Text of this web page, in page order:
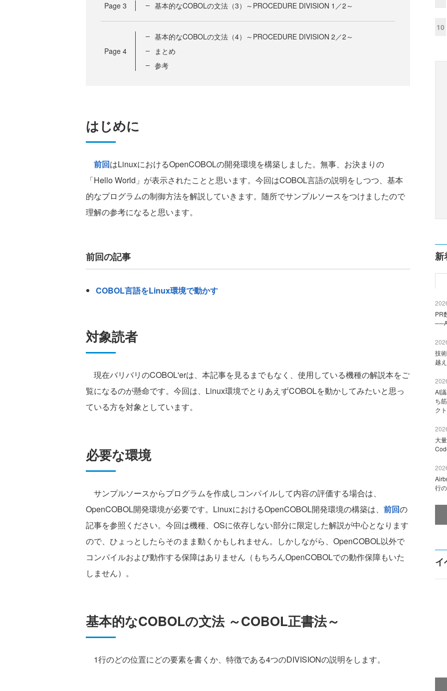
Page 3 基本的なCOBOLの文法（3）～PROCEDURE DIVISION 1／2～
Page 4
基本的なCOBOLの文法（4）～PROCEDURE DIVISION 2／2～
まとめ
参考
はじめに
前回はLinuxにおけるOpenCOBOLの開発環境を構築しました。無事、お決まりの
「Hello World」が表示されたことと思います。今回はCOBOL言語の説明をしつつ、基本
的なプログラムの制御方法を解説していきます。随所でサンプルソースをつけましたので
理解の参考になると思います。
前回の記事
COBOL言語をLinux環境で動かす
対象読者
現在バリバリのCOBOL'erは、本記事を見るまでもなく、使用している機種の解説本をご
覧になるのが懸命です。今回は、Linux環境でとりあえずCOBOLを動かしてみたいと思っ
ている方を対象としています。
必要な環境
サンプルソースからプログラムを作成しコンパイルして内容の評価する場合は、
OpenCOBOL開発環境が必要です。LinuxにおけるOpenCOBOL開発環境の構築は、 前回の
記事を参照ください。今回は機種、OSに依存しない部分に限定した解説が中心となります
ので、ひょっとしたらそのまま動くかもしれません。しかしながら、OpenCOBOL以外で
コンパイルおよび動作する保障はありません（もちろんOpenCOBOLでの動作保障もいた
しません）。
基本的なCOBOLの文法 ～COBOL正書法～
1行のどの位置にどの要素を書くか、特徴である4つのDIVISIONの説明をします。
10
新
PR
技
越
AI
ち
ク
大
行
イ